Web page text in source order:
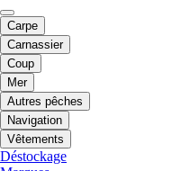
Carpe
Carnassier
Coup
Mer
Autres pêches
Navigation
Vêtements
Déstockage